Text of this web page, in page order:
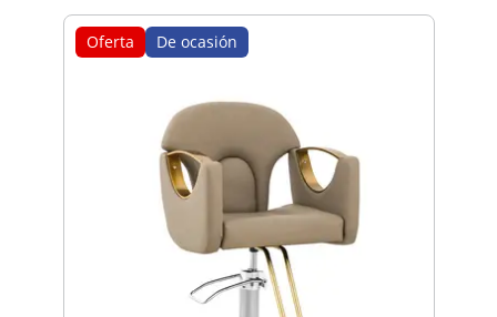
Oferta De ocasión